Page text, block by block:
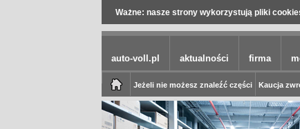
Ważne: nasze strony wykorzystują pliki
auto-voll.pl aktualności firma
Jeżeli nie możesz znaleźć części Kaucja